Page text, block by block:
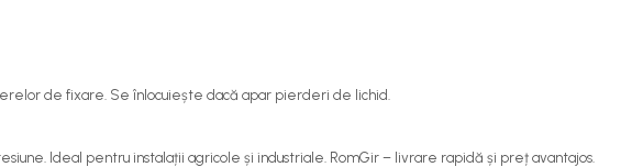
de fixare. Se înlocuiește dacă apar pierderi de lichid.
Ideal pentru instalații agricole și industriale. RomGir – livrare rapidă și preț avantajos.